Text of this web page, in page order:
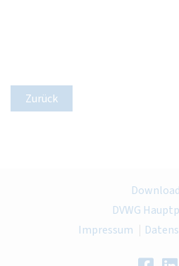
Zurück
DVWG
Impressum